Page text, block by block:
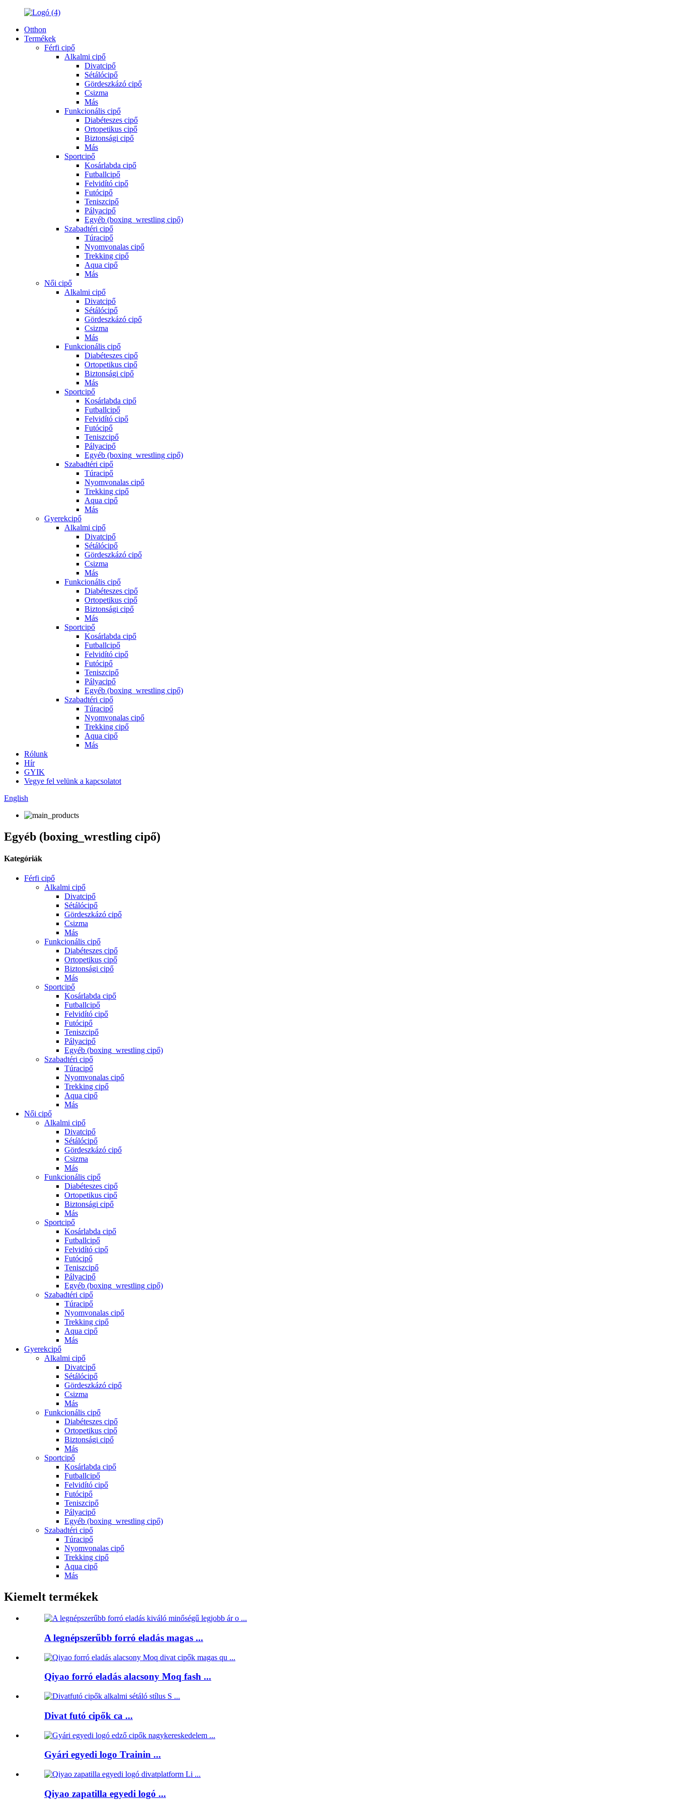
Otthon
Termékek
Férfi cipő
Alkalmi cipő
Divatcipő
Sétálócipő
Gördeszkázó cipő
Csizma
Más
Funkcionális cipő
Diabéteszes cipő
Ortopetikus cipő
Biztonsági cipő
Más
Sportcipő
Kosárlabda cipő
Futballcipő
Felvidító cipő
Futócipő
Teniszcipő
Pályacipő
Egyéb (boxing_wrestling cipő)
Szabadtéri cipő
Túracipő
Nyomvonalas cipő
Trekking cipő
Aqua cipő
Más
Női cipő
Alkalmi cipő
Divatcipő
Sétálócipő
Gördeszkázó cipő
Csizma
Más
Funkcionális cipő
Diabéteszes cipő
Ortopetikus cipő
Biztonsági cipő
Más
Sportcipő
Kosárlabda cipő
Futballcipő
Felvidító cipő
Futócipő
Teniszcipő
Pályacipő
Egyéb (boxing_wrestling cipő)
Szabadtéri cipő
Túracipő
Nyomvonalas cipő
Trekking cipő
Aqua cipő
Más
Gyerekcipő
Alkalmi cipő
Divatcipő
Sétálócipő
Gördeszkázó cipő
Csizma
Más
Funkcionális cipő
Diabéteszes cipő
Ortopetikus cipő
Biztonsági cipő
Más
Sportcipő
Kosárlabda cipő
Futballcipő
Felvidító cipő
Futócipő
Teniszcipő
Pályacipő
Egyéb (boxing_wrestling cipő)
Szabadtéri cipő
Túracipő
Nyomvonalas cipő
Trekking cipő
Aqua cipő
Más
Rólunk
Hír
GYIK
Vegye fel velünk a kapcsolatot
English
Egyéb (boxing_wrestling cipő)
Kategóriák
Férfi cipő
Alkalmi cipő
Divatcipő
Sétálócipő
Gördeszkázó cipő
Csizma
Más
Funkcionális cipő
Diabéteszes cipő
Ortopetikus cipő
Biztonsági cipő
Más
Sportcipő
Kosárlabda cipő
Futballcipő
Felvidító cipő
Futócipő
Teniszcipő
Pályacipő
Egyéb (boxing_wrestling cipő)
Szabadtéri cipő
Túracipő
Nyomvonalas cipő
Trekking cipő
Aqua cipő
Más
Női cipő
Alkalmi cipő
Divatcipő
Sétálócipő
Gördeszkázó cipő
Csizma
Más
Funkcionális cipő
Diabéteszes cipő
Ortopetikus cipő
Biztonsági cipő
Más
Sportcipő
Kosárlabda cipő
Futballcipő
Felvidító cipő
Futócipő
Teniszcipő
Pályacipő
Egyéb (boxing_wrestling cipő)
Szabadtéri cipő
Túracipő
Nyomvonalas cipő
Trekking cipő
Aqua cipő
Más
Gyerekcipő
Alkalmi cipő
Divatcipő
Sétálócipő
Gördeszkázó cipő
Csizma
Más
Funkcionális cipő
Diabéteszes cipő
Ortopetikus cipő
Biztonsági cipő
Más
Sportcipő
Kosárlabda cipő
Futballcipő
Felvidító cipő
Futócipő
Teniszcipő
Pályacipő
Egyéb (boxing_wrestling cipő)
Szabadtéri cipő
Túracipő
Nyomvonalas cipő
Trekking cipő
Aqua cipő
Más
Kiemelt termékek
A legnépszerűbb forró eladás magas ...
Qiyao forró eladás alacsony Moq fash ...
Divat futó cipők ca ...
Gyári egyedi logo Trainin ...
Qiyao zapatilla egyedi logó ...